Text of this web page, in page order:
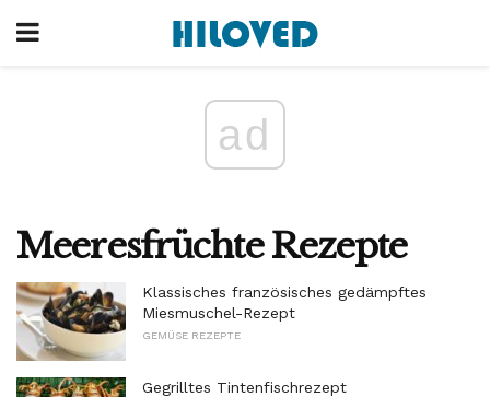
ad
Meeresfrüchte Rezepte
Klassisches französisches gedämpftes
Miesmuschel-Rezept
GEMÜSE REZEPTE
Gegrilltes Tintenfischrezept